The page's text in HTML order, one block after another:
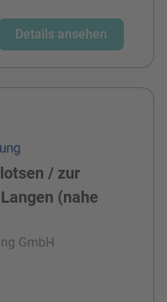
Details ansehen
/ zur
(nahe
GmbH